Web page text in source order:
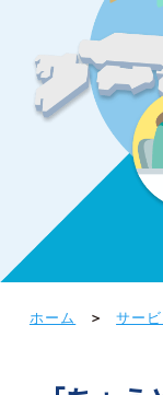
ホーム サー